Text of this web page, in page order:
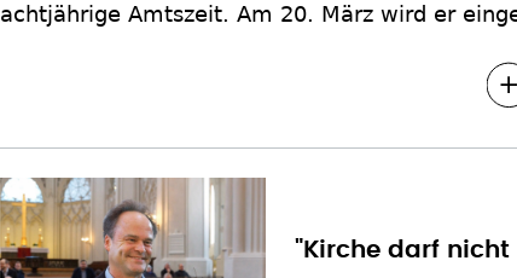
achtjährige Amtszeit. Am 20. März wird er
"Kirche darf